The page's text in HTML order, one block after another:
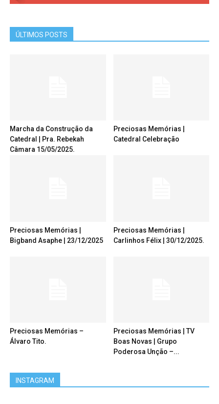
ÚLTIMOS POSTS
Marcha da Construção da
Catedral | Pra. Rebekah
Câmara 15/05/2025.
Preciosas Memórias |
Catedral Celebração
Preciosas Memórias |
Bigband Asaphe | 23/12/2025
Preciosas Memórias |
Carlinhos Félix | 30/12/2025.
Preciosas Memórias –
Álvaro Tito.
Preciosas Memórias | TV
Boas Novas | Grupo
Poderosa Unção –...
INSTAGRAM